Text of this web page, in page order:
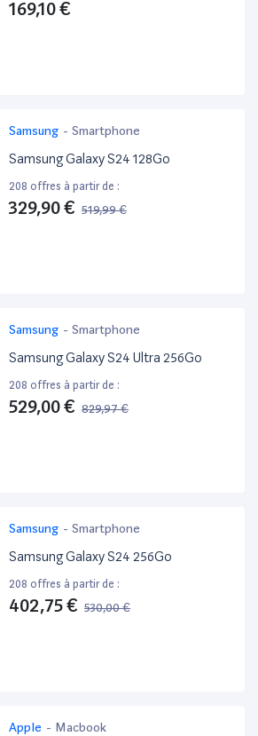
169,10 €
Samsung - Smartphone
Samsung Galaxy S24 128Go
208 offres à partir de :
329,90 € 519,99 €
Samsung - Smartphone
Samsung Galaxy S24 Ultra 256Go
208 offres à partir de :
529,00 € 829,97 €
Samsung - Smartphone
Samsung Galaxy S24 256Go
208 offres à partir de :
402,75 € 530,00 €
Apple - Macbook